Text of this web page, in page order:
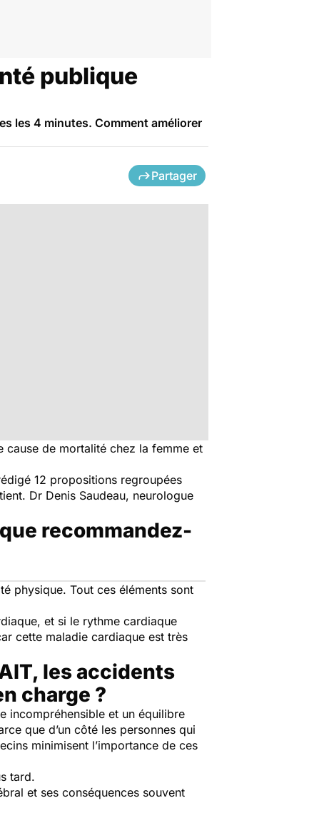
publique
les 4 minutes. Comment améliorer
Partager
cause de mortalité chez la femme et
12 propositions regroupées
Dr Denis Saudeau, neurologue
recommandez-
physique. Tout ces éléments sont
et si le rythme cardiaque
cette maladie cardiaque est très
les accidents
charge ?
incompréhensible et un équilibre
que d’un côté les personnes qui
minimisent l’importance de ces
tard.
et ses conséquences souvent